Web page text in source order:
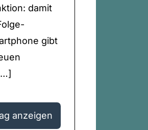
damit
gibt
anzeigen